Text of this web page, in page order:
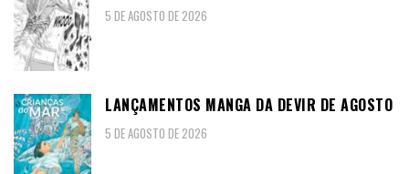
5 DE AGOSTO DE 2026
LANÇAMENTOS MANGA DA DEVIR DE AGOSTO
5 DE AGOSTO DE 2026